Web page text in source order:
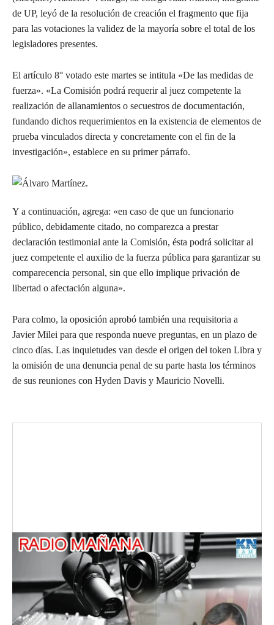
de UP, leyó de la resolución de creación el fragmento que fija
para las votaciones la validez de la mayoría sobre el total de los
legisladores presentes.
El artículo 8° votado este martes se intitula «De las medidas de
fuerza». «La Comisión podrá requerir al juez competente la
realización de allanamientos o secuestros de documentación,
fundando dichos requerimientos en la existencia de elementos de
prueba vinculados directa y concretamente con el fin de la
investigación», establece en su primer párrafo.
Y a continuación, agrega: «en caso de que un funcionario
público, debidamente citado, no comparezca a prestar
declaración testimonial ante la Comisión, ésta podrá solicitar al
juez competente el auxilio de la fuerza pública para garantizar su
comparecencia personal, sin que ello implique privación de
libertad o afectación alguna».
Para colmo, la oposición aprobó también una requisitoria a
Javier Milei para que responda nueve preguntas, en un plazo de
cinco días. Las inquietudes van desde el origen del token Libra y
la omisión de una denuncia penal de su parte hasta los términos
de sus reuniones con Hyden Davis y Mauricio Novelli.